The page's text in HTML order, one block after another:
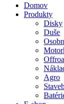
Domov
Produkty
Disky
Duše
Agro